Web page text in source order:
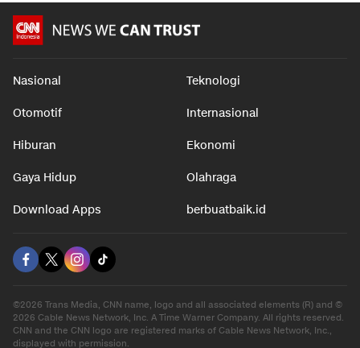
Nasional Teknologi
Otomotif Internasional
Hiburan Ekonomi
Gaya Hidup Olahraga
Download Apps berbuatbaik.id
©2026 Trans Media, CNN name, logo and all associated elements (R) and ©
2026 Cable News Network, Inc. A Time Warner Company. All rights reserved.
CNN and the CNN logo are registered marks of Cable News Network, Inc.,
displayed with permission.